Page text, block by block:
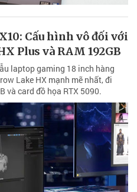
Cấu hình vô đối với
Plus và RAM 192GB
laptop gaming 18 inch hàng
Lake HX mạnh mẽ nhất, đi
và card đồ họa RTX 5090.